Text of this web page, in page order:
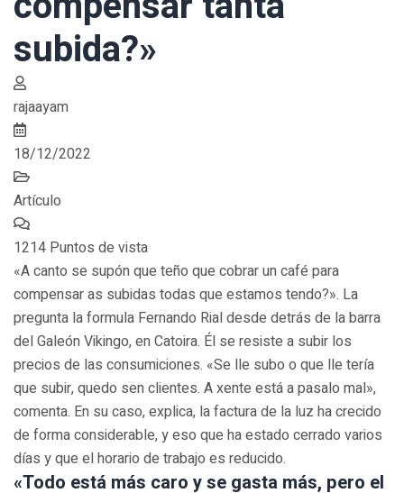
subida?»
rajaayam
18/12/2022
Artículo
1214 Puntos de vista
«A canto se supón que teño que cobrar un café para
compensar as subidas todas que estamos tendo?». La
pregunta la formula Fernando Rial desde detrás de la barra
del Galeón Vikingo, en Catoira. Él se resiste a subir los
precios de las consumiciones. «Se lle subo o que lle tería
que subir, quedo sen clientes. A xente está a pasalo mal»,
comenta. En su caso, explica, la factura de la luz ha crecido
de forma considerable, y eso que ha estado cerrado varios
días y que el horario de trabajo es reducido.
«Todo está más caro y se gasta más, pero el